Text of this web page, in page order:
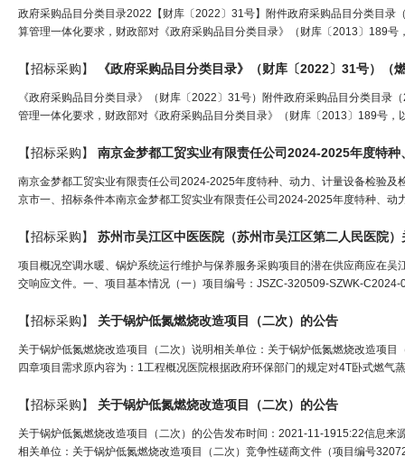
政府采购品目分类目录2022【财库〔2022〕31号】附件政府采购品目分类目
算管理一体化要求，财政部对《政府采购品目分类目录》（财库〔2013〕189
【招标采购】 《政府采购品目分类目录》（财库〔2022〕31号）（
《政府采购品目分类目录》（财库〔2022〕31号）附件政府采购品目分类目
管理一体化要求，财政部对《政府采购品目分类目录》（财库〔2013〕189号
【招标采购】
南京金梦都工贸实业有限责任公司2024-2025年度特种、动力、计量设备检验
京市一、招标条件本南京金梦都工贸实业有限责任公司2024-2025年度特种、
【招标采购】 苏州市吴江区中医医院（苏州市吴江区第二人民医院
项目概况空调水暖、锅炉系统运行维护与保养服务采购项目的潜在供应商应在
交响应文件。一、项目基本情况（一）项目编号：JSZC-320509-SZWK-
【招标采购】 关于锅炉低氮燃烧改造项目（二次）的公告
关于锅炉低氮燃烧改造项目（二次）说明相关单位：关于锅炉低氮燃烧改造项
四章项目需求原内容为：1工程概况医院根据政府环保部门的规定对4T卧式燃气
【招标采购】 关于锅炉低氮燃烧改造项目（二次）的公告
关于锅炉低氮燃烧改造项目（二次）的公告发布时间：2021-11-1915:22信息
相关单位：关于锅炉低氮燃烧改造项目（二次）竞争性磋商文件（项目编号